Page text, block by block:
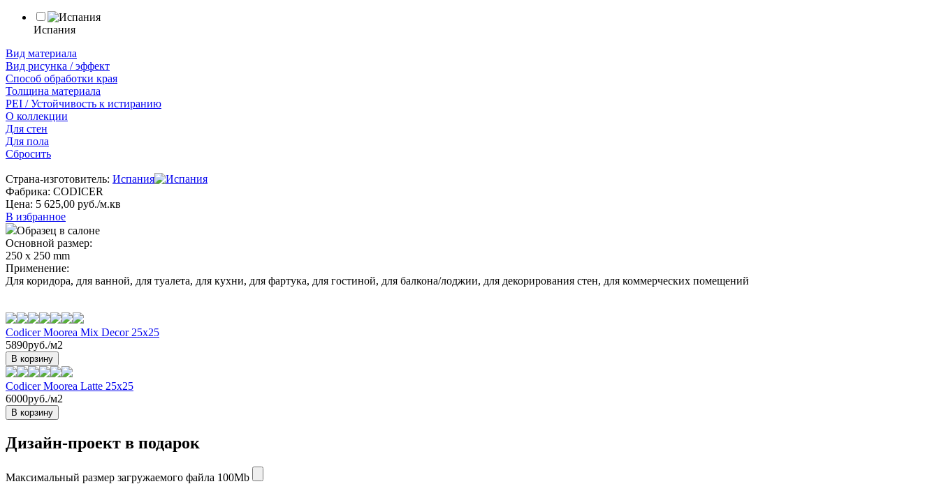
Испания
Вид материала
Вид рисунка / эффект
Способ обработки края
Толщина материала
PEI / Устойчивость к истиранию
О коллекции
Для стен
Для пола
Сбросить
Страна-изготовитель: Испания
Фабрика: CODICER
Цена: 5 625,00 руб./м.кв
В избранное
Образец в салоне
Основной размер:
250 х 250 mm
Применение:
Для коридора, для ванной, для туалета, для кухни, для фартука, для гостиной, для балкона/лоджии, для декорирования стен, для коммерческих помещений
Codicer Moorea Mix Decor 25x25
5890руб./м2
В корзину
Codicer Moorea Latte 25x25
6000руб./м2
В корзину
Дизайн-проект в подарок
Максимальный размер загружаемого файла 100Mb